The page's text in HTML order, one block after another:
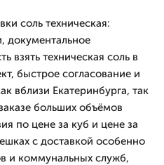
соль техническая:
документальное
взять техническая соль в
быстрое согласование и
вблизи Екатеринбурга, так
больших объёмов
по цене за куб и цене за
с доставкой особенно
и коммунальных служб,